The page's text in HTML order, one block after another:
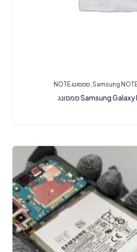
,סמסונג NOTE